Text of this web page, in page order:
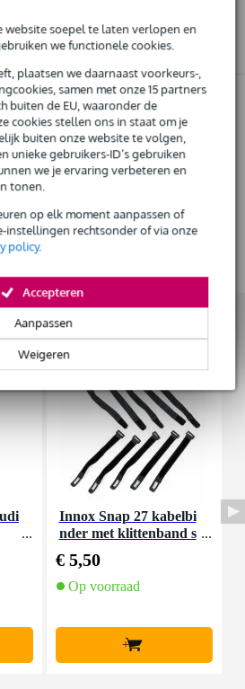
website soepel te laten verlopen en
we functionele cookies.
plaatsen we daarnaast voorkeurs-,
samen met onze 15 partners
buiten de EU, waaronder de
cookies stellen ons in staat om je
buiten onze website te volgen,
unieke gebruikers-ID’s gebruiken
we je ervaring verbeteren en
tonen.
op elk moment aanpassen of
instellingen rechtsonder of via onze
policy.
Weigeren
Aanpassen
Accepteren
54 euro per maand
tegelijk: min. € 300,- en max.
opzegbaar
product(en) met korting te kopen
Bax Music bij een defect
dit product
115 Hz, 218 Hz, 411 Hz, 777 Hz, 1.5
kHz
Innox Snap 27 kabelbi
nder met klittenband s
€ 5,50
Op voorraad
+